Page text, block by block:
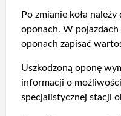
Po zmianie koła
oponach. W
oponach zapisać
Uszkodzoną oponę
informacji o
specjalistycznej stacji